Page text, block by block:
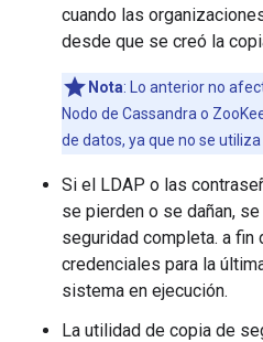
cuando las
desde que se creó la
Nota: Lo anterior no
Nodo de Cassandra o
de datos, ya que no se
Si el LDAP o las
se pierden o se dañan,
seguridad completa. a
credenciales para la
sistema en ejecución.
La utilidad de copia de